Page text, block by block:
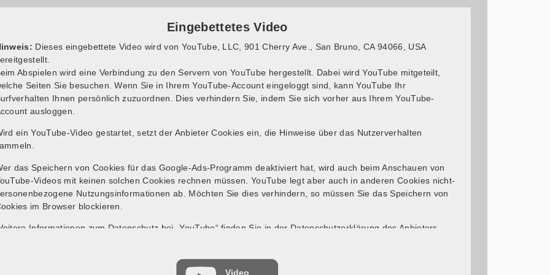
Eingebettetes Video
Dieses eingebettete Video wird von YouTube, LLC, 901 Cherry Ave., San Bruno, CA 94066, USA
Abspielen wird eine Verbindung zu den Servern von YouTube hergestellt. Dabei wird YouTube mitgeteilt,
Seiten Sie besuchen. Wenn Sie in Ihrem YouTube-Account eingeloggt sind, kann YouTube Ihr
Ihnen persönlich zuzuordnen. Dies verhindern Sie, indem Sie sich vorher aus Ihrem YouTube-
ausloggen.
ein YouTube-Video gestartet, setzt der Anbieter Cookies ein, die Hinweise über das Nutzerverhalten
das Speichern von Cookies für das Google-Ads-Programm deaktiviert hat, wird auch beim Anschauen von
Videos mit keinen solchen Cookies rechnen müssen. YouTube legt aber auch in anderen Cookies nicht-
Nutzungsinformationen ab. Möchten Sie dies verhindern, so müssen Sie das Speichern von
im Browser blockieren.
Informationen zum Datenschutz bei „YouTube“ finden Sie in der Datenschutzerklärung des Anbieters
Video